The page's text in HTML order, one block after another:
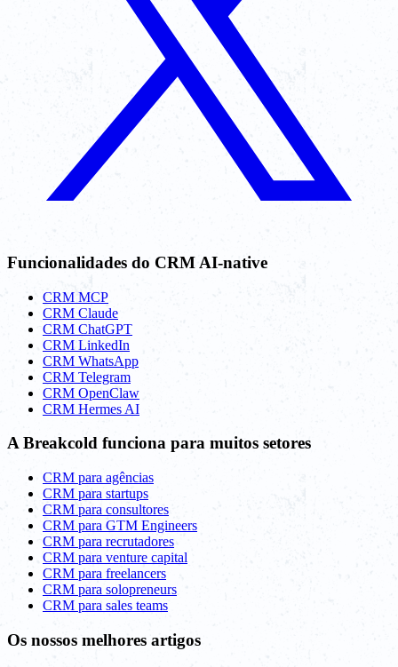
Funcionalidades do CRM AI-native
CRM MCP
CRM Claude
CRM ChatGPT
CRM LinkedIn
CRM WhatsApp
CRM Telegram
CRM OpenClaw
CRM Hermes AI
A Breakcold funciona para muitos setores
CRM para agências
CRM para startups
CRM para consultores
CRM para GTM Engineers
CRM para recrutadores
CRM para venture capital
CRM para freelancers
CRM para solopreneurs
CRM para sales teams
Os nossos melhores artigos